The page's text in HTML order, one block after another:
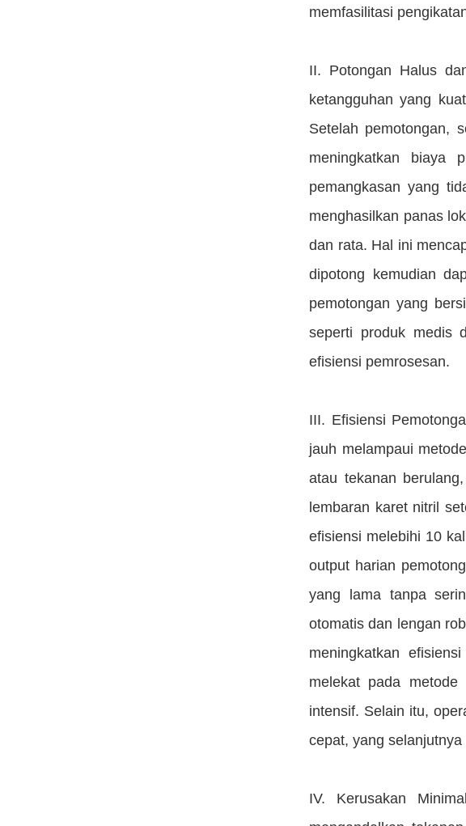
memfasilitasi
II. Potongan Halus
ketangguhan yang
Setelah pemotongan,
meningkatkan biaya
pemangkasan yang
menghasilkan panas
dan rata. Hal ini
dipotong kemudian
pemotongan yang
seperti produk medis
efisiensi pemrosesan.
III. Efisiensi
jauh melampaui
atau tekanan
lembaran karet nitril
efisiensi melebihi 10
output harian
yang lama tanpa
otomatis dan lengan
meningkatkan
melekat pada metode
intensif. Selain itu,
cepat, yang
IV. Kerusakan